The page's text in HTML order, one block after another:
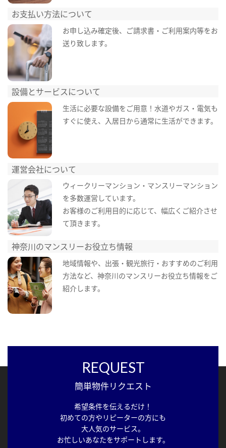
お支払い方法について
お申し込み確定後、ご請求書・ご利用案内等をお
送り致します。
設備とサービスについて
生活に必要な設備をご用意！水道やガス・電気も
すぐに使え、入居日から通常に生活ができます。
運営会社について
ウィークリーマンション・マンスリーマンション
を多数運営しています。
お客様のご利用目的に応じて、幅広くご紹介させ
て頂きます。
神奈川のマンスリーお役立ち情報
地域情報や、出張・観光旅行・おすすめのご利用
方法など、神奈川のマンスリーお役立ち情報をご
紹介します。
REQUEST
簡単物件リクエスト
希望条件を伝えるだけ！
初めての方やリピーターの方にも
大人気のサービス。
お忙しいあなたをサポートします。